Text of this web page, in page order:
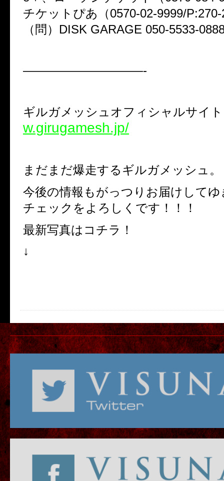
チケットぴあ（0570-02-9999/P:270-
（問）DISK GARAGE 050-5533-
——————————-
ギルガメッシュオフィシャルサ
w.girugamesh.jp/
まだまだ爆走するギルガメッシュ。
今後の情報もがっつりお届けして
チェックをよろしくです！！！
最新写真はコチラ！
↓